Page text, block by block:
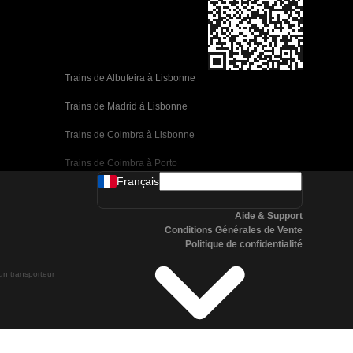
Trains de Albufeira à Lisbonne
Trains de Madrid à Lisbonne
Trains de Coimbra à Lisbonne
Trains de Coimbra à Porto
Trains de Valence à Barcelone
Trains de Malaga à Barcelone
Trains de Malaga à Madrid
Trains de Cordoue à Madrid
transporteur
Français
Aide & Support
Conditions Générales de Vente
Politique de confidentialité